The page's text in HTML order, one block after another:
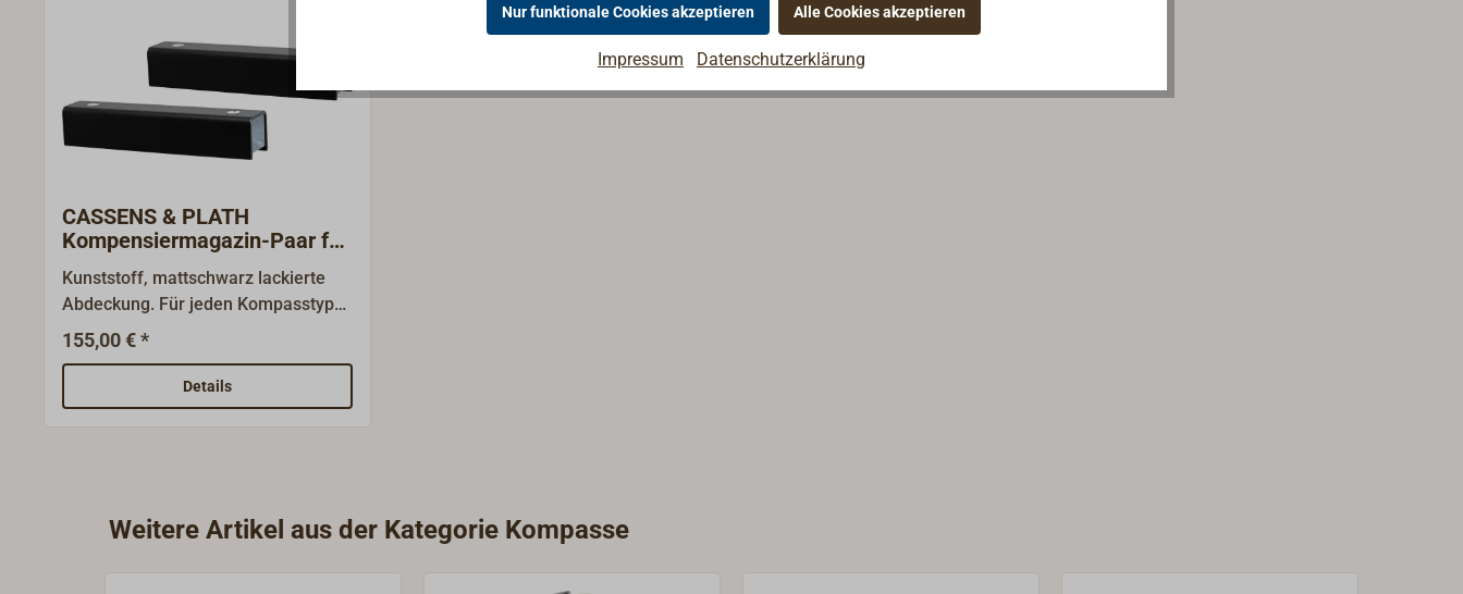
CASSENS & PLATH
Kompensiermagazin-Paar für
Kunststoff, mattschwarz lackierte
Abdeckung. Für jeden Kompasstyp
geeignet. Zwei Magazine zur B- und
C-Kompensierung, durch je zwei
umsteckbare Magnete kalibrierbar.
Justierung durch einen
155,00 € *
Details
Weitere Artikel aus der Kategorie Kompasse
Nur funktionale Cookies akzeptieren Alle Cookies akzeptieren
Impressum Datenschutzerklärung